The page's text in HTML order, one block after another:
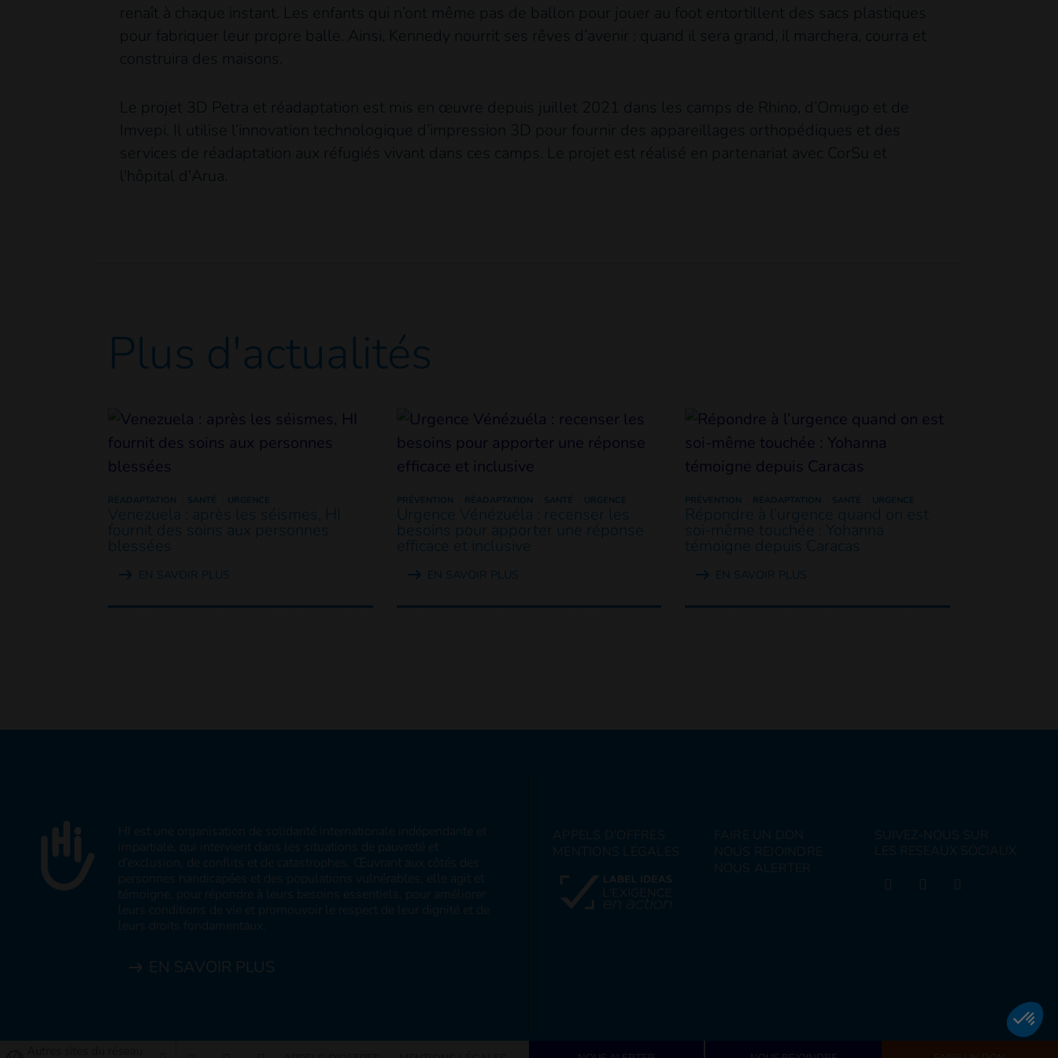
renaît à chaque instant. Les enfants qui n’ont même pas de ballon pour jouer au foot entortillent des sacs plastiques
pour fabriquer leur propre balle. Ainsi, Kennedy nourrit ses rêves d’avenir : quand il sera grand, il marchera, courra et
construira des maisons.
Le projet 3D Petra et réadaptation est mis en œuvre depuis juillet 2021 dans les camps de Rhino, d’Omugo et de
Imvepi. Il utilise l’innovation technologique d’impression 3D pour fournir des appareillages orthopédiques et des
services de réadaptation aux réfugiés vivant dans ces camps. Le projet est réalisé en partenariat avec CorSu et
l'hôpital d'Arua.
Plus d'actualités
RÉADAPTATION SANTÉ URGENCE
Venezuela : après les séismes, HI
fournit des soins aux personnes
blessées
EN SAVOIR PLUS
PRÉVENTION RÉADAPTATION SANTÉ URGENCE
Urgence Vénézuéla : recenser les
besoins pour apporter une réponse
efficace et inclusive
EN SAVOIR PLUS
PRÉVENTION RÉADAPTATION SANTÉ URGENCE
Répondre à l’urgence quand on est
soi-même touchée : Yohanna
témoigne depuis Caracas
EN SAVOIR PLUS
HI est une organisation de solidarité internationale indépendante et
impartiale, qui intervient dans les situations de pauvreté et
d’exclusion, de conflits et de catastrophes. Œuvrant aux côtés des
personnes handicapées et des populations vulnérables, elle agit et
témoigne, pour répondre à leurs besoins essentiels, pour améliorer
leurs conditions de vie et promouvoir le respect de leur dignité et de
leurs droits fondamentaux.
EN SAVOIR PLUS
APPELS D'OFFRES
MENTIONS LÉGALES
FAIRE UN DON
NOUS REJOINDRE
NOUS ALERTER
SUIVEZ-NOUS SUR
LES RESEAUX SOCIAUX